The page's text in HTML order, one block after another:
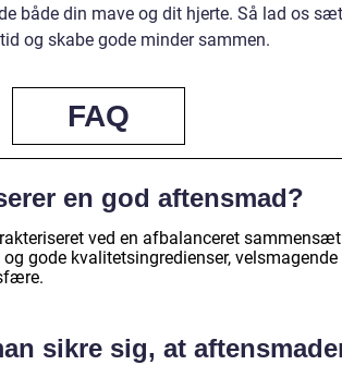
både din mave og dit hjerte. Så lad os
og skabe gode minder sammen.
FAQ
en god aftensmad?
ved en afbalanceret
gode kvalitetsingredienser, velsmagende
sikre sig, at